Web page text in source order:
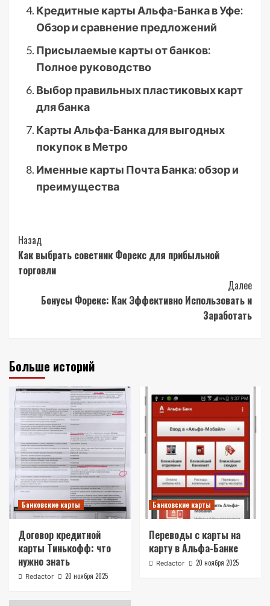
Кредитные карты Альфа-Банка в Уфе:
Обзор и сравнение предложений
Присылаемые карты от банков:
Полное руководство
Выбор правильных пластиковых карт
для банка
Карты Альфа-Банка для выгодных
покупок в Метро
Именные карты Почта Банка: обзор и
преимущества
Post
Navigation
Назад
Как выбрать советник Форекс для прибыльной
торговли
Далее
Бонусы Форекс: Как Эффективно Использовать и
Заработать
Больше историй
Банковские карты
Договор кредитной
карты Тинькофф: что
нужно знать
Redactor 20 ноября 2025
Банковские карты
Переводы с карты на
карту в Альфа-Банке
Redactor 20 ноября 2025